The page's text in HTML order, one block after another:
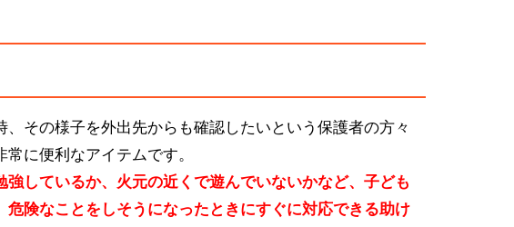
その様子を外出先からも確認したいという保護者の方々
に便利なアイテムです。
強しているか、火元の近くで遊んでいないかなど、子ども
危険なことをしそうになったときにすぐに対応できる助け